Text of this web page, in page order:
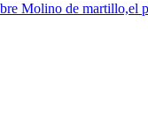
Molino de